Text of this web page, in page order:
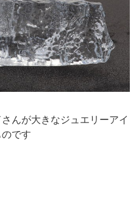
んが大きなジュエリーアイ
です